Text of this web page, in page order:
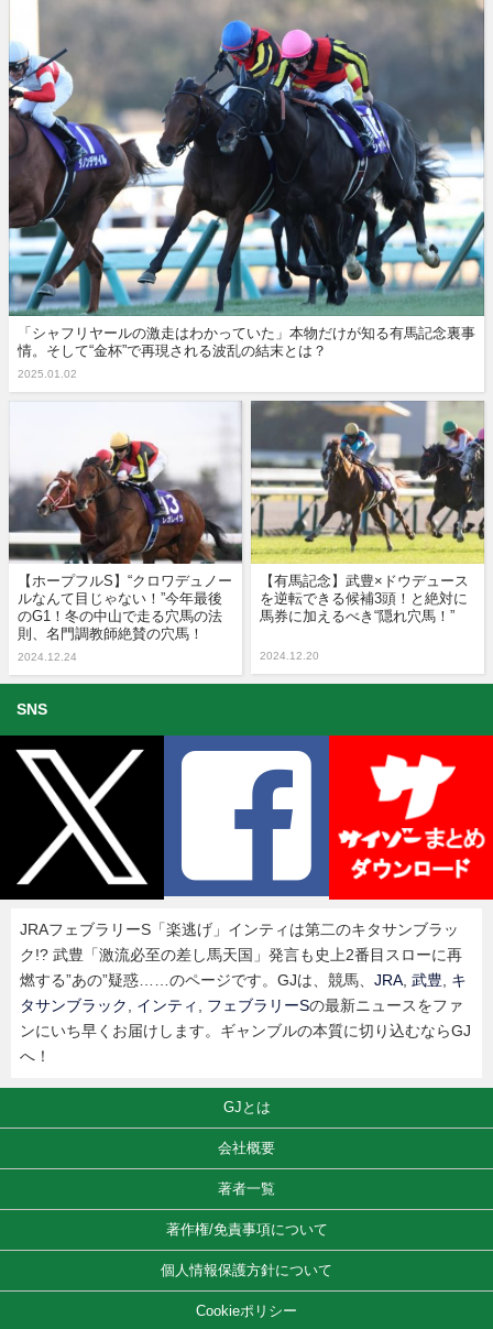
「シャフリヤールの激走はわかっていた」本物だけが知る有馬記念裏事
情。そして“金杯”で再現される波乱の結末とは？
2025.01.02
【ホープフルS】“クロワデュノー
ルなんて目じゃない！”今年最後
のG1！冬の中山で走る穴馬の法
則、名門調教師絶賛の穴馬！
2024.12.24
【有馬記念】武豊×ドウデュース
を逆転できる候補3頭！と絶対に
馬券に加えるべき“隠れ穴馬！”
2024.12.20
SNS
JRAフェブラリーS「楽逃げ」インティは第二のキタサンブラッ
ク!? 武豊「激流必至の差し馬天国」発言も史上2番目スローに再
燃する”あの”疑惑……のページです。GJは、競馬、 JRA, 武豊, キ
タサンブラック, インティ , フェブラリーSの最新ニュースをファ
ンにいち早くお届けします。ギャンブルの本質に切り込むならGJ
へ！
GJとは
会社概要
著者一覧
著作権/免責事項について
個人情報保護方針について
Cookieポリシー